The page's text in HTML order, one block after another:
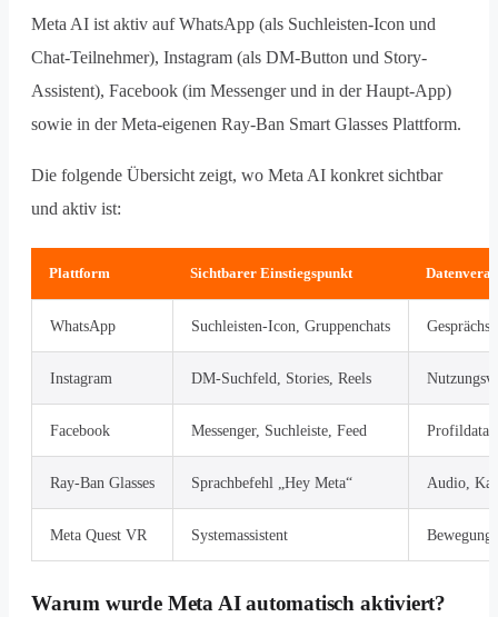
Meta AI ist aktiv auf WhatsApp (als Suchleisten-Icon und
Chat-Teilnehmer), Instagram (als DM-Button und Story-
Assistent), Facebook (im Messenger und in der Haupt-App)
sowie in der Meta-eigenen Ray-Ban Smart Glasses Plattform.
Die folgende Übersicht zeigt, wo Meta AI konkret sichtbar
und aktiv ist:
Plattform Sichtbarer Einstiegspunkt
WhatsApp Suchleisten-Icon, Gruppenchats
Instagram DM-Suchfeld, Stories, Reels
Facebook Messenger, Suchleiste, Feed Profildata,
Ray-Ban Glasses Sprachbefehl „Hey Meta“ Audio,
Meta Quest VR Systemassistent
Warum wurde Meta AI automatisch aktiviert?